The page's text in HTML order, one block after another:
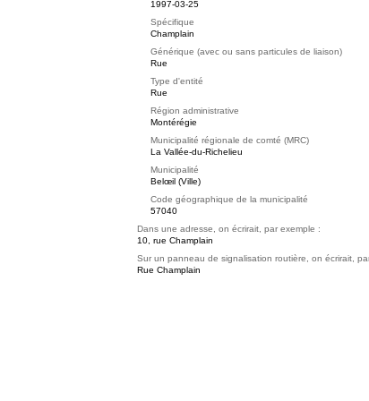
1997-03-25
Spécifique
Champlain
Générique (avec ou sans particules de liaison)
Rue
Type d'entité
Rue
Région administrative
Montérégie
Municipalité régionale de comté (MRC)
La Vallée-du-Richelieu
Municipalité
Belœil (Ville)
Code géographique de la municipalité
57040
Dans une adresse, on écrirait, par exemple :
10, rue Champlain
Sur un panneau de signalisation routière, on écrirait,
Rue Champlain